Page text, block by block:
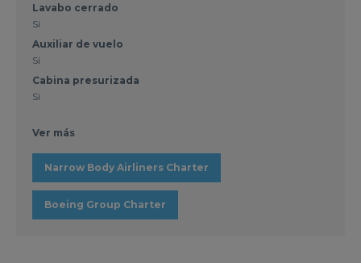
Lavabo cerrado
Sí
Auxiliar de vuelo
Sí
Cabina presurizada
Sí
Ver más
Narrow Body Airliners Charter
Boeing Group Charter